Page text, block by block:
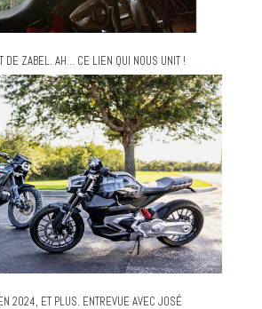
DE ZABEL. AH… CE LIEN QUI NOUS UNIT !
2024, ET PLUS. ENTREVUE AVEC JOSÉ